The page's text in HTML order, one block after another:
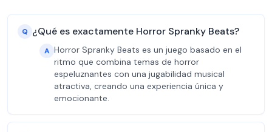
Q ¿Qué es exactamente Horror Spranky Beats?
A Horror Spranky Beats es un juego basado en el
ritmo que combina temas de horror
espeluznantes con una jugabilidad musical
atractiva, creando una experiencia única y
emocionante.